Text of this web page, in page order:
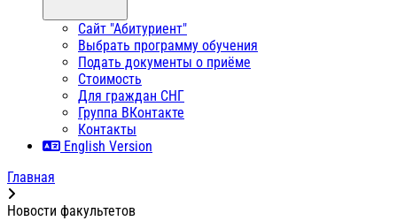
Сайт "Абитуриент"
Выбрать программу обучения
Подать документы о приёме
Стоимость
Для граждан СНГ
Группа ВКонтакте
Контакты
English Version
Главная
Новости факультетов